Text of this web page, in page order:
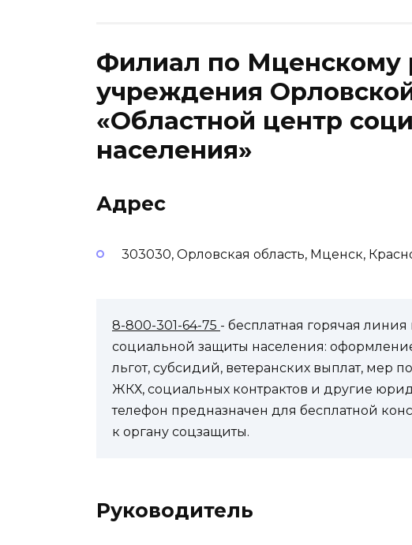
Филиал по Мценскому
учреждения
«Областной центр
населения»
Адрес
303030, Орловская область, Мценск,
8-800-301-64-75 - бесплатная горячая
социальной защиты населения:
льгот, субсидий, ветеранских выплат, мер
ЖКХ, социальных контрактов и другие
телефон предназначен для бесплатной
к органу соцзащиты.
Руководитель